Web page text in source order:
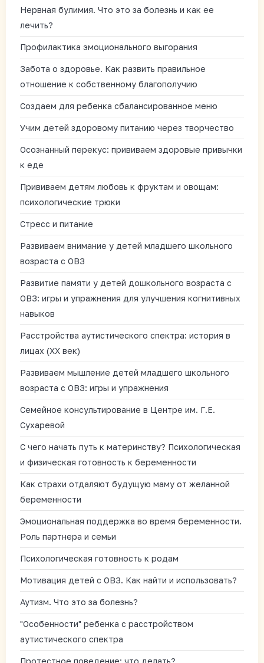
Нервная булимия. Что это за болезнь и как ее
лечить?
Профилактика эмоционального выгорания
Забота о здоровье. Как развить правильное
отношение к собственному благополучию
Создаем для ребенка сбалансированное меню
Учим детей здоровому питанию через творчество
Осознанный перекус: прививаем здоровые привычки
к еде
Прививаем детям любовь к фруктам и овощам:
психологические трюки
Стресс и питание
Развиваем внимание у детей младшего школьного
возраста с ОВЗ
Развитие памяти у детей дошкольного возраста с
ОВЗ: игры и упражнения для улучшения когнитивных
навыков
Расстройства аутистического спектра: история в
лицах (XX век)
Развиваем мышление детей младшего школьного
возраста с ОВЗ: игры и упражнения
Семейное консультирование в Центре им. Г.Е.
Сухаревой
С чего начать путь к материнству? Психологическая
и физическая готовность к беременности
Как страхи отдаляют будущую маму от желанной
беременности
Эмоциональная поддержка во время беременности.
Роль партнера и семьи
Психологическая готовность к родам
Мотивация детей с ОВЗ. Как найти и использовать?
Аутизм. Что это за болезнь?
"Особенности" ребенка с расстройством
аутистического спектра
Протестное поведение: что делать?